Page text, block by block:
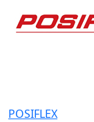
POSIFLEX